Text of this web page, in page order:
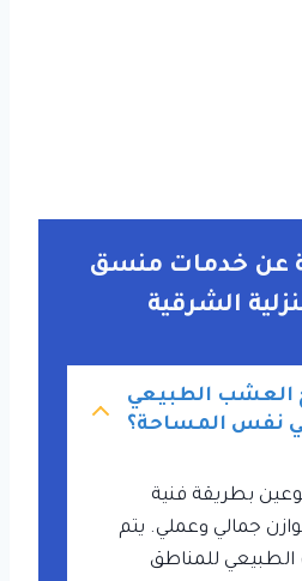
عن خدمات منسق
الشرقية
العشب الطبيعي
نفس المساحة؟
بطريقة فنية
جمالي وعملي. يتم
للمناطق